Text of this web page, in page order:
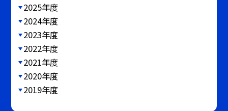
2025年度
2024年度
2023年度
2022年度
2021年度
2020年度
2019年度